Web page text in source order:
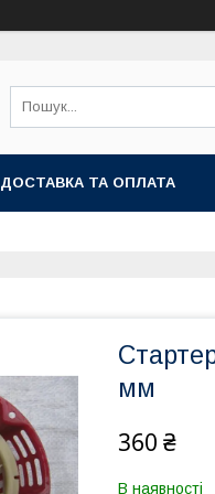
ДОСТАВКА ТА ОПЛАТА
мм
360 ₴
В наявності